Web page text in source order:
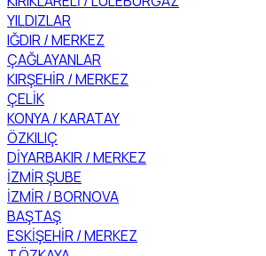
YILDIZLAR
IĞDIR / MERKEZ
ÇAĞLAYANLAR
KIRŞEHİR / MERKEZ
ÇELİK
KONYA / KARATAY
ÖZKILIÇ
DİYARBAKIR / MERKEZ
İZMİR ŞUBE
İZMİR / BORNOVA
BAŞTAŞ
ESKİŞEHİR / MERKEZ